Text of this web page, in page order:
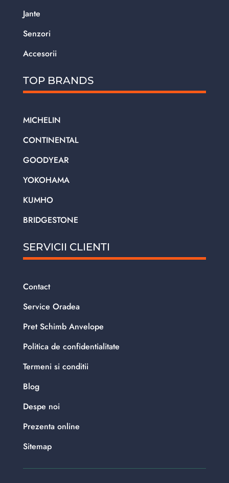
Jante
Senzori
Accesorii
TOP BRANDS
MICHELIN
CONTINENTAL
GOODYEAR
YOKOHAMA
KUMHO
BRIDGESTONE
SERVICII CLIENTI
Contact
Service Oradea
Pret Schimb Anvelope
Politica de confidentialitate
Termeni si conditii
Blog
Despe noi
Prezenta online
Sitemap